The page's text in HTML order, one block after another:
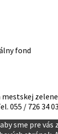
fond
mestskej
055 / 726 34 03
sme pre